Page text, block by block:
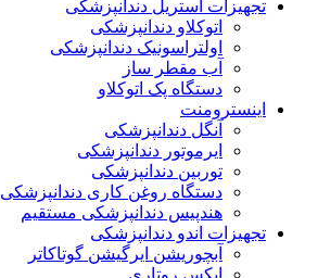
تجهیزات استریل دندانپزشکی
اتوکلاو دندانپزشکی
اولتراسونیک دندانپزشکی
آب مقطر ساز
دستگاه پک اتوکلاو
اینسترومنت
آنگل دندانپزشکی
ایرموتور دندانپزشکی
توربین دندانپزشکی
دستگاه روغن کاری دندانپزشکی
هندپیس دندانپزشکی مستقیم
تجهیزات اندو دندانپزشکی
آبچوریشن ایرگیشن گوتاکاتر
اپکس روتاری